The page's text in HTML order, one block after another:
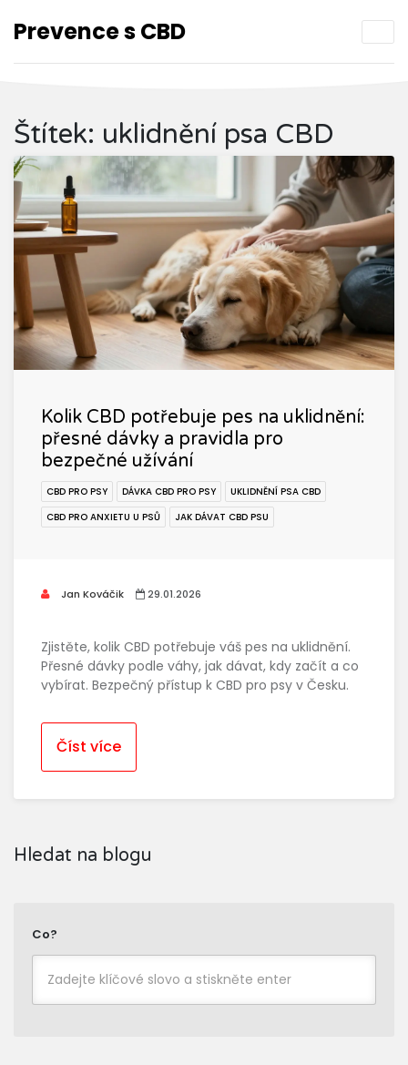
Prevence s CBD
Štítek: uklidnění psa CBD
Kolik CBD potřebuje pes na uklidnění:
přesné dávky a pravidla pro
bezpečné užívání
CBD PRO PSY DÁVKA CBD PRO PSY
UKLIDNĚNÍ PSA CBD
CBD PRO ANXIETU U PSŮ
JAK DÁVAT CBD PSU
Jan Kováčik 29.01.2026
Zjistěte, kolik CBD potřebuje váš pes na uklidnění.
Přesné dávky podle váhy, jak dávat, kdy začít a co
vybírat. Bezpečný přístup k CBD pro psy v Česku.
Číst více
Hledat na blogu
Co?